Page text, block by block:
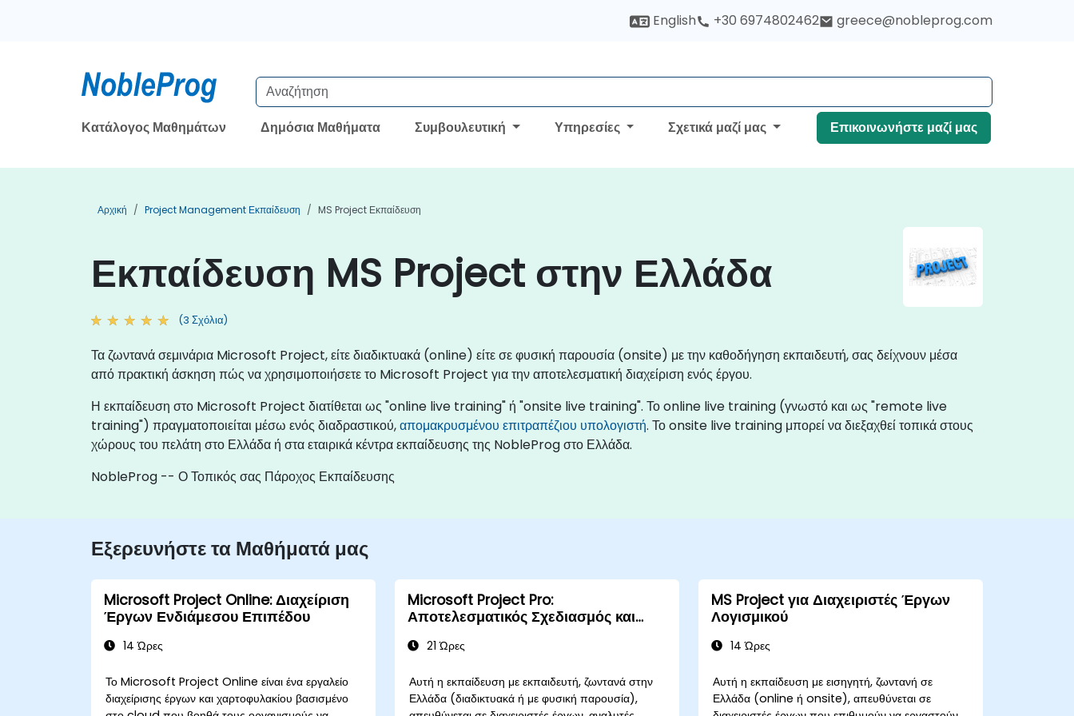
English +30 6974802462 greece@nobleprog.com
Κατάλογος Μαθημάτων Δημόσια Μαθήματα Συμβουλευτική Υπηρεσίες Σχετικά μαζί μας Επικοινωνήστε μαζί μας
Αρχική Project Management Εκπαίδευση MS Project Εκπαίδευση
Εκπαίδευση MS Project στην Ελλάδα
(3 Σχόλια)
Τα ζωντανά σεμινάρια Microsoft Project, είτε διαδικτυακά (online) είτε σε φυσική παρουσία (onsite) με την καθοδήγηση εκπαιδευτή, σας δείχνουν μέσα
από πρακτική άσκηση πώς να χρησιμοποιήσετε το Microsoft Project για την αποτελεσματική διαχείριση ενός έργου.
Η εκπαίδευση στο Microsoft Project διατίθεται ως "online live training" ή "onsite live training". Το online live training (γνωστό και ως "remote live
training") πραγματοποιείται μέσω ενός διαδραστικού,απομακρυσμένου επιτραπέζιου υπολογιστή. Το onsite live training μπορεί να διεξαχθεί τοπικά στους
χώρους του πελάτη στο Ελλάδα ή στα εταιρικά κέντρα εκπαίδευσης της NobleProg στο Ελλάδα.
NobleProg -- Ο Τοπικός σας Πάροχος Εκπαίδευσης
Εξερευνήστε τα Μαθήματά μας
Microsoft Project Online: Διαχείριση
Έργων Ενδιάμεσου Επιπέδου
14 Ώρες
Το Microsoft Project Online είναι ένα εργαλείο
διαχείρισης έργων και χαρτοφυλακίου βασισμένο
Microsoft Project Pro:
Αποτελεσματικός Σχεδιασμός και
21 Ώρες
Αυτή η εκπαίδευση με εκπαιδευτή, ζωντανά στην
Ελλάδα (διαδικτυακά ή με φυσική παρουσία),
MS Project για Διαχειριστές Έργων
Λογισμικού
14 Ώρες
Αυτή η εκπαίδευση με εισηγητή, ζωντανή σε
Ελλάδα (online ή onsite), απευθύνεται σε